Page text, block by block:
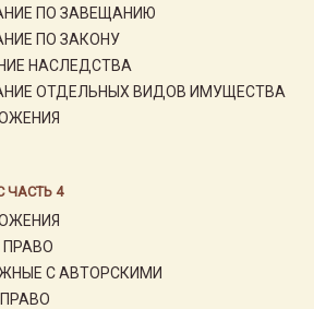
ПО ЗАВЕЩАНИЮ
ПО ЗАКОНУ
НАСЛЕДСТВА
ОТДЕЛЬНЫХ ВИДОВ ИМУЩЕСТВА
ЧАСТЬ 4
ПРАВО
С АВТОРСКИМИ
ПРАВО